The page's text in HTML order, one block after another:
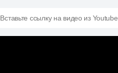
Вставьте ссылку на видео из